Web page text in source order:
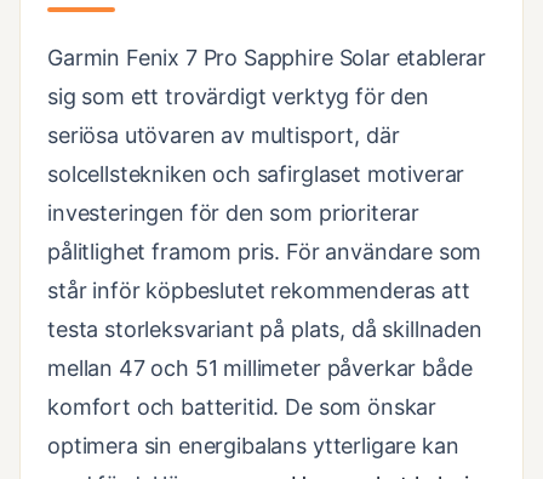
Garmin Fenix 7 Pro Sapphire Solar etablerar
sig som ett trovärdigt verktyg för den
seriösa utövaren av multisport, där
solcellstekniken och safirglaset motiverar
investeringen för den som prioriterar
pålitlighet framom pris. För användare som
står inför köpbeslutet rekommenderas att
testa storleksvariant på plats, då skillnaden
mellan 47 och 51 millimeter påverkar både
komfort och batteritid. De som önskar
optimera sin energibalans ytterligare kan